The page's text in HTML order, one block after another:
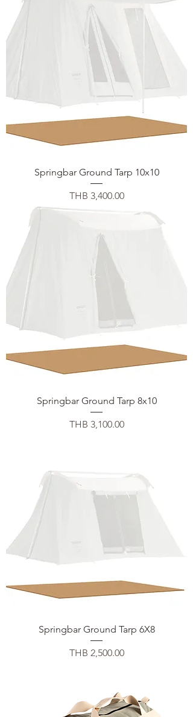
Springbar Ground Tarp 10x10
Price
THB 3,400.00
Springbar Ground Tarp 8x10
Price
THB 3,100.00
Springbar Ground Tarp 6X8
Price
THB 2,500.00